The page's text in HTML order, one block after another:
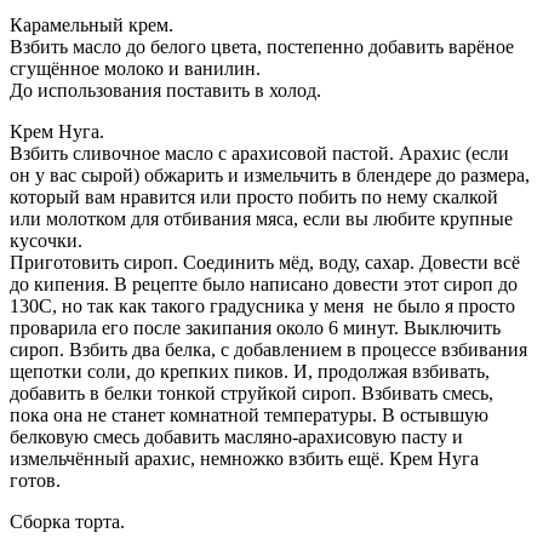
Карамельный крем.
Взбить масло до белого цвета, постепенно добавить варёное
сгущённое молоко и ванилин.
До использования поставить в холод.
Крем Нуга.
Взбить сливочное масло с арахисовой пастой. Арахис (если
он у вас сырой) обжарить и измельчить в блендере до размера,
который вам нравится или просто побить по нему скалкой
или молотком для отбивания мяса, если вы любите крупные
кусочки.
Приготовить сироп. Соединить мёд, воду, сахар. Довести всё
до кипения. В рецепте было написано довести этот сироп до
130С, но так как такого градусника у меня не было я просто
проварила его после закипания около 6 минут. Выключить
сироп. Взбить два белка, с добавлением в процессе взбивания
щепотки соли, до крепких пиков. И, продолжая взбивать,
добавить в белки тонкой струйкой сироп. Взбивать смесь,
пока она не станет комнатной температуры. В остывшую
белковую смесь добавить масляно-арахисовую пасту и
измельчённый арахис, немножко взбить ещё. Крем Нуга
готов.
Сборка торта.